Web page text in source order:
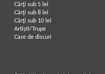
Cărţi sub 5 lei
Cărţi sub 8 lei
Cărţi sub 10 lei
Artiști/Trupe
Case de discuri